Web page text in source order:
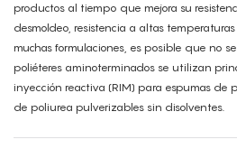
productos al tiempo que mejora su
desmoldeo, resistencia a altas
muchas formulaciones, es posible que no
poliéteres aminoterminados se utilizan
inyección reactiva (RIM) para espumas de
de poliurea pulverizables sin disolventes.